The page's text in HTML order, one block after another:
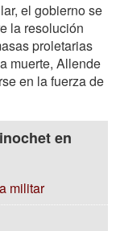
el gobierno se
la resolución
proletarias
muerte, Allende
en la fuerza de
en
militar